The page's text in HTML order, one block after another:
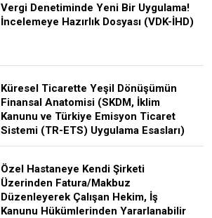
Vergi Denetiminde Yeni Bir Uygulama!
İncelemeye Hazırlık Dosyası (VDK-İHD)
Küresel Ticarette Yeşil Dönüşümün
Finansal Anatomisi (SKDM, İklim
Kanunu ve Türkiye Emisyon Ticaret
Sistemi (TR-ETS) Uygulama Esasları)
Özel Hastaneye Kendi Şirketi
Üzerinden Fatura/Makbuz
Düzenleyerek Çalışan Hekim, İş
Kanunu Hükümlerinden Yararlanabilir